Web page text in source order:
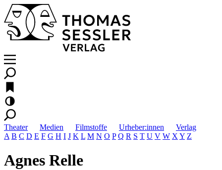
Theater Medien Filmstoffe Urheber:innen
Verlag
A B C D E F G H I J K L M N O P Q R S T U V W X Y Z
Agnes Relle